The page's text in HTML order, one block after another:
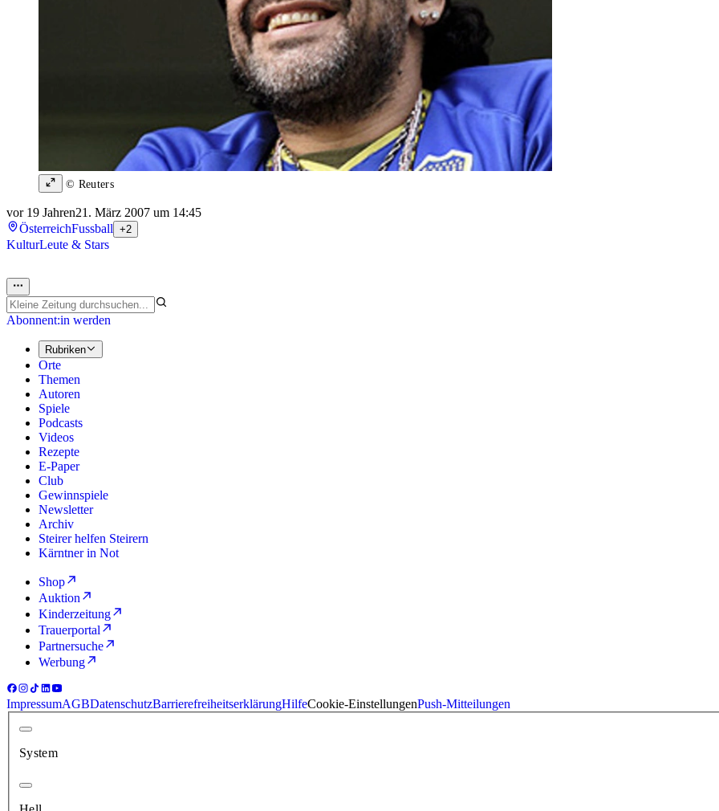
© Reuters
vor 19 Jahren21. März 2007 um 14:45
ÖsterreichFussball +2
KulturLeute & Stars
Abonnent:in werden
Rubriken
Orte
Themen
Autoren
Spiele
Podcasts
Videos
Rezepte
E-Paper
Club
Gewinnspiele
Newsletter
Archiv
Steirer helfen Steirern
Kärntner in Not
Shop
Auktion
Kinderzeitung
Trauerportal
Partnersuche
Werbung
ImpressumAGBDatenschutzBarrierefreiheitserklärungHilfeCookie-EinstellungenPush-Mitteilungen
System